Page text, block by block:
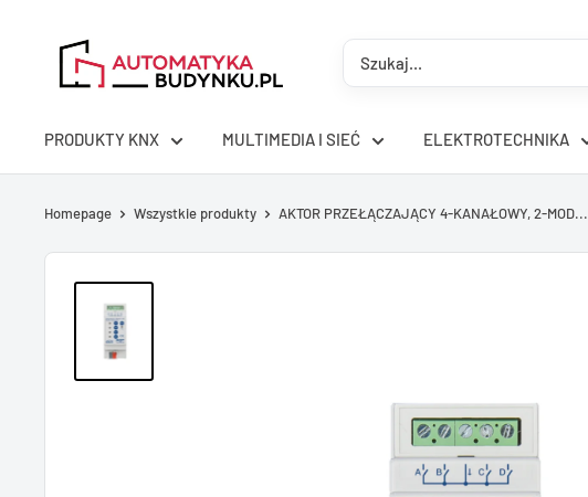
AutomatykaBudynku.pl
PRODUKTY KNX MULTIMEDIA I SIEĆ ELEKTROTECHNIKA
Homepage Wszystkie produkty AKTOR PRZEŁĄCZAJĄCY 4-KANAŁOWY, 2-MOD...